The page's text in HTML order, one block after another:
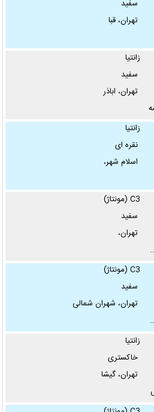
✖
رنگ:
تودوزی:
سفید
تهران، قبا
زانتیا
سفید
تهران، اباذر
زانتیا
نقره ای
اسلام شهر،
C3 (مونتاژ)
سفید
تهران،
C3 (مونتاژ)
سفید
تهران، شهران شمالی
زانتیا
خاکستری
تهران، گیشا